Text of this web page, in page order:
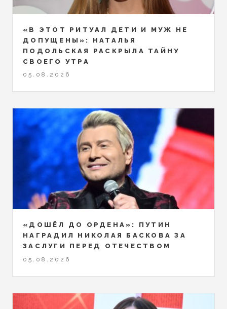
«В ЭТОТ РИТУАЛ ДЕТИ И МУЖ НЕ
ДОПУЩЕНЫ»: НАТАЛЬЯ
ПОДОЛЬСКАЯ РАСКРЫЛА ТАЙНУ
СВОЕГО УТРА
05.08.2026
«ДОШЁЛ ДО ОРДЕНА»: ПУТИН
НАГРАДИЛ НИКОЛАЯ БАСКОВА ЗА
ЗАСЛУГИ ПЕРЕД ОТЕЧЕСТВОМ
05.08.2026